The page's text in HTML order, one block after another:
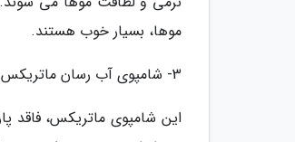
موها، بسیار خوب هستند.
3- شامپوی آب رسان ماتریکس (Matrix Biolage Ultra Hydrasource Shampoo)
این شامپوی ماتریکس، فاقد